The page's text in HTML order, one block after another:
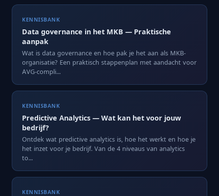
KENNISBANK
Data governance in het MKB — Praktische
aanpak
Wat is data governance en hoe pak je het aan als MKB-
organisatie? Een praktisch stappenplan met aandacht voor
AVG-compli...
KENNISBANK
Predictive Analytics — Wat kan het voor jouw
bedrijf?
Ontdek wat predictive analytics is, hoe het werkt en hoe je
het inzet voor je bedrijf. Van de 4 niveaus van analytics
to...
KENNISBANK